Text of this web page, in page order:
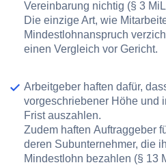
Vereinbarung nichtig (§ 3
Die einzige Art, wie
Mindestlohnanspruch
einen Vergleich vor Gericht.
Arbeitgeber haften dafür,
vorgeschriebener Höhe und
Frist auszahlen.
Zudem haften Auftraggeber
deren Subunternehmer, die
Mindestlohn bezahlen (§ 13